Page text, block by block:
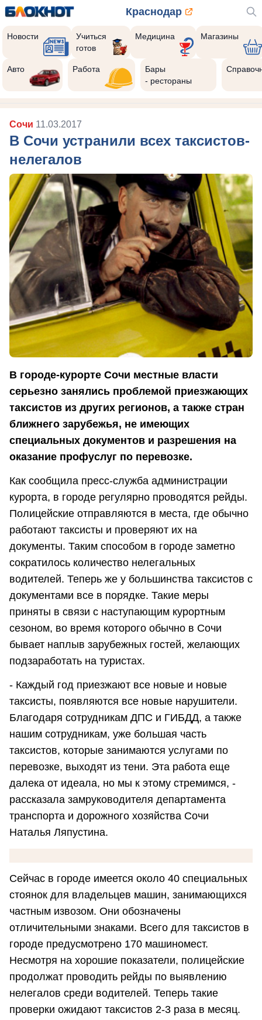
Краснодар
Новости
Учиться
готов
Медицина Магазины
Авто Работа
Бары
- рестораны
Сочи 11.03.2017
В Сочи устранили всех таксистов-
нелегалов
В городе-курорте Сочи местные власти
серьезно занялись проблемой приезжающих
таксистов из других регионов, а также стран
ближнего зарубежья, не имеющих
специальных документов и разрешения на
оказание профуслуг по перевозке.
Как сообщила пресс-служба администрации
курорта, в городе регулярно проводятся рейды.
Полицейские отправляются в места, где обычно
работают таксисты и проверяют их на
документы. Таким способом в городе заметно
сократилось количество нелегальных
водителей. Теперь же у большинства таксистов с
документами все в порядке. Такие меры
приняты в связи с наступающим курортным
сезоном, во время которого обычно в Сочи
бывает наплыв зарубежных гостей, желающих
подзаработать на туристах.
- Каждый год приезжают все новые и новые
таксисты, появляются все новые нарушители.
Благодаря сотрудникам ДПС и ГИБДД, а также
нашим сотрудникам, уже большая часть
таксистов, которые занимаются услугами по
перевозке, выходят из тени. Эта работа еще
далека от идеала, но мы к этому стремимся, -
рассказала замруководителя департамента
транспорта и дорожного хозяйства Сочи
Наталья Ляпустина.
Сейчас в городе имеется около 40 специальных
стоянок для владельцев машин, занимающихся
частным извозом. Они обозначены
отличительными знаками. Всего для таксистов в
городе предусмотрено 170 машиномест.
Несмотря на хорошие показатели, полицейские
продолжат проводить рейды по выявлению
нелегалов среди водителей. Теперь такие
проверки ожидают таксистов 2-3 раза в месяц.